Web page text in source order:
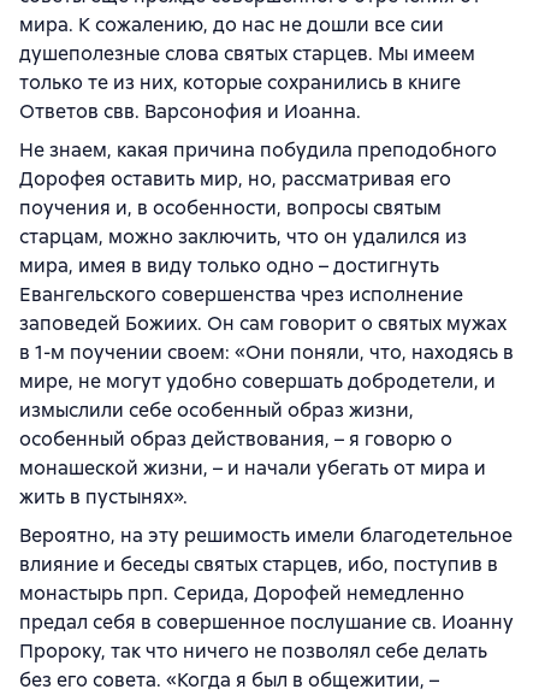
мира. К сожалению, до нас не дошли все сии
душеполезные слова святых старцев. Мы имеем
только те из них, которые сохранились в книге
Ответов свв. Варсонофия и Иоанна.
Не знаем, какая причина побудила преподобного
Дорофея оставить мир, но, рассматривая его
поучения и, в особенности, вопросы святым
старцам, можно заключить, что он удалился из
мира, имея в виду только одно – достигнуть
Евангельского совершенства чрез исполнение
заповедей Божиих. Он сам говорит о святых мужах
в 1-м поучении своем: «Они поняли, что, находясь в
мире, не могут удобно совершать добродетели, и
измыслили себе особенный образ жизни,
особенный образ действования, – я говорю о
монашеской жизни, – и начали убегать от мира и
жить в пустынях».
Вероятно, на эту решимость имели благодетельное
влияние и беседы святых старцев, ибо, поступив в
монастырь прп. Серида, Дорофей немедленно
предал себя в совершенное послушание св. Иоанну
Пророку, так что ничего не позволял себе делать
без его совета. «Когда я был в общежитии, –